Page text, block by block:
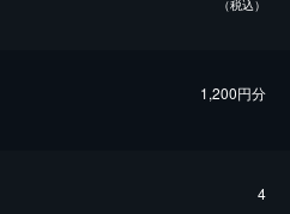
（税込）
1,200円分
4